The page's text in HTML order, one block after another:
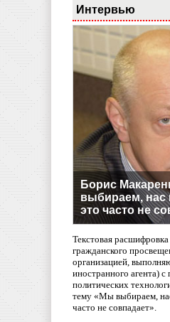
Интервью
Борис
выбираем, нас
это часто не
Текстовая
гражданского
организацией,
иностранного агента)
политических
тему «Мы выбираем,
часто не совпадает».